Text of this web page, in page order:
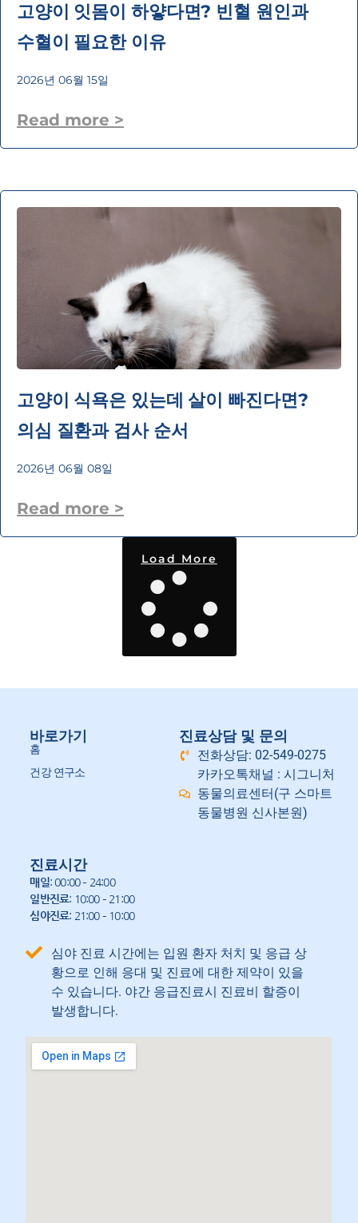
고양이 잇몸이 하얗다면? 빈혈 원인과
수혈이 필요한 이유
2026년 06월 15일
Read more >
고양이 식욕은 있는데 살이 빠진다면?
의심 질환과 검사 순서
2026년 06월 08일
Read more >
Load More
바로가기
홈
건강 연구소
진료상담 및 문의
전화상담: 02-549-0275
카카오톡채널 : 시그니처
동물의료센터(구 스마트
동물병원 신사본원)
진료시간
매일: 00:00 – 24:00
일반진료: 10:00 – 21:00
심야진료: 21:00 – 10:00
심야 진료 시간에는 입원 환자 처치 및 응급 상
황으로 인해 응대 및 진료에 대한 제약이 있을
수 있습니다. 야간 응급진료시 진료비 할증이
발생합니다.